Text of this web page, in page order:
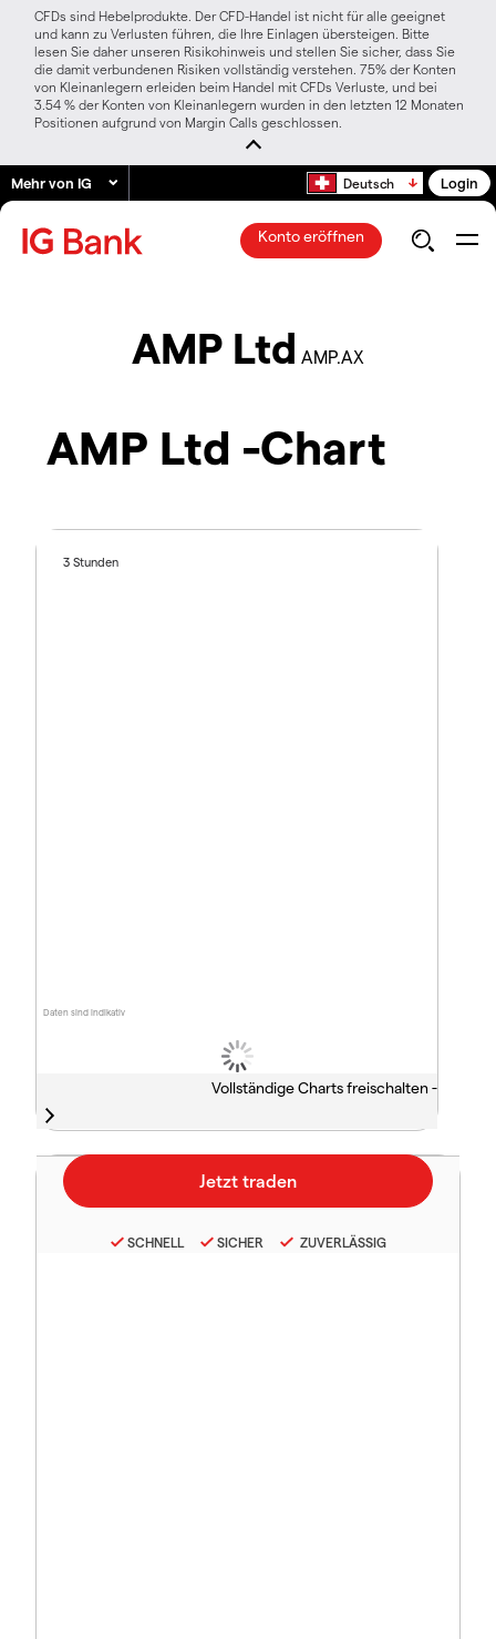
CFDs sind Hebelprodukte. Der CFD-Handel ist nicht für alle geeignet
und kann zu Verlusten führen, die Ihre Einlagen übersteigen. Bitte
lesen Sie daher unseren Risikohinweis und stellen Sie sicher, dass Sie
die damit verbundenen Risiken vollständig verstehen. 75% der Konten
von Kleinanlegern erleiden beim Handel mit CFDs Verluste, und bei
3.54 % der Konten von Kleinanlegern wurden in den letzten 12 Monaten
Positionen aufgrund von Margin Calls geschlossen.
Mehr von IG Deutsch Login
Konto eröffnen
AMP Ltd AMP.AX
AMP Ltd -Chart
Daten sind indikativ
3 Stunden
Vollständige Charts freischalten -
SCHNELL SICHER ZUVERLÄSSIG